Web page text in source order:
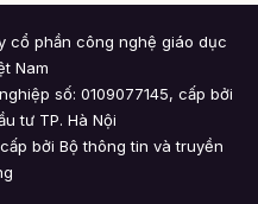
cổ phần công nghệ giáo dục
Nam
số: 0109077145, cấp bởi
tư TP. Hà Nội
bởi Bộ thông tin và truyền